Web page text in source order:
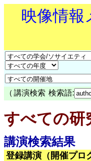
映像情報
（ 講演検索 検索語:
すべての研
講演検索結果
登録講演（開催プロ